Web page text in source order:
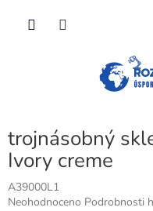
trojnásobný
Ivory creme
A39000L1
Průměrné
Neohodnoceno Podrobnosti